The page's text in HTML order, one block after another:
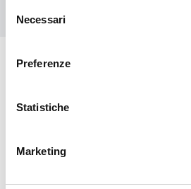
delNecessari
Preferenze
Statistiche
Marketing